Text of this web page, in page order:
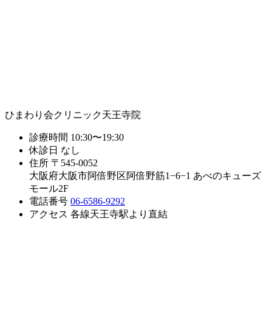
ひまわり会クリニック天王寺院
診療時間 10:30〜19:30
休診日 なし
住所 〒545-0052
大阪府大阪市阿倍野区阿倍野筋1−6−1 あべのキューズ
モール2F
電話番号 06-6586-9292
アクセス 各線天王寺駅より直結